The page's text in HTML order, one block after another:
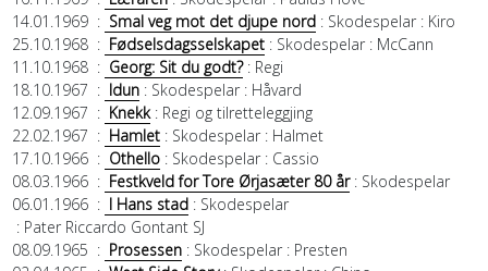
14.01.1969: Smal veg mot det djupe nord: Skodespelar: Kiro
25.10.1968: Fødselsdagsselskapet: Skodespelar: McCann
11.10.1968: Georg: Sit du godt?: Regi
18.10.1967 : Idun: Skodespelar: Håvard
12.09.1967 : Knekk: Regi og tilretteleggjing
22.02.1967 : Hamlet: Skodespelar: Halmet
17.10.1966: Othello: Skodespelar: Cassio
08.03.1966: Festkveld for Tore Ørjasæter 80 år: Skodespelar
06.01.1966: I Hans stad: Skodespelar
: Pater Riccardo Gontant SJ
08.09.1965 : Prosessen: Skodespelar: Presten